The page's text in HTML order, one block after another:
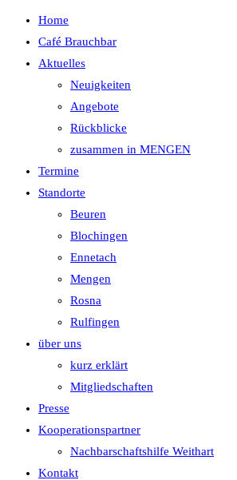
Home
Café Brauchbar
Aktuelles
Neuigkeiten
Angebote
Rückblicke
zusammen in MENGEN
Termine
Standorte
Beuren
Blochingen
Ennetach
Mengen
Rosna
Rulfingen
über uns
kurz erklärt
Mitgliedschaften
Presse
Kooperationspartner
Nachbarschaftshilfe Weithart
Kontakt